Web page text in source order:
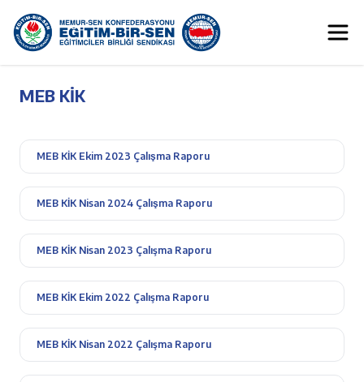
MEB KİK
MEB KİK Ekim 2023 Çalışma Raporu
MEB KİK Nisan 2024 Çalışma Raporu
MEB KİK Nisan 2023 Çalışma Raporu
MEB KİK Ekim 2022 Çalışma Raporu
MEB KİK Nisan 2022 Çalışma Raporu